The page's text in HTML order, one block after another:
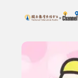
上方功能區塊
搜尋關鍵字：可